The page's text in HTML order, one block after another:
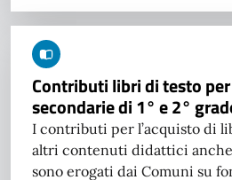
Contributi libri di testo
secondarie di 1° e 2°
I contributi per l’acquisto di
altri contenuti didattici
sono erogati dai Comuni su